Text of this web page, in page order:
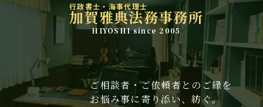
行政書士・海事代理士
加賀雅典法務事務所
HIYOSHI since 2005
ご相談者・ご依頼者とのご縁を
お悩み事に寄り添い、紡ぐ。